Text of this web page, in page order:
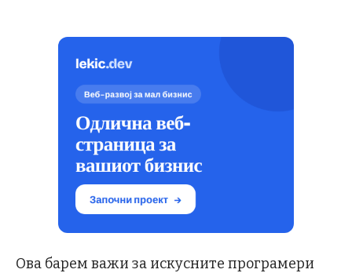
Ова барем важи за искусните програмери